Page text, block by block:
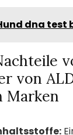
dna test
von
Marken